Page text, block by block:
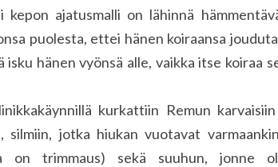
kepon ajatusmalli on lähinnä
puolesta, ettei hänen koiraansa
isku hänen vyönsä alle, vaikka itse koiraa
kurkattiin Remun
silmiin, jotka hiukan vuotavat
on trimmaus) sekä suuhun, jonne